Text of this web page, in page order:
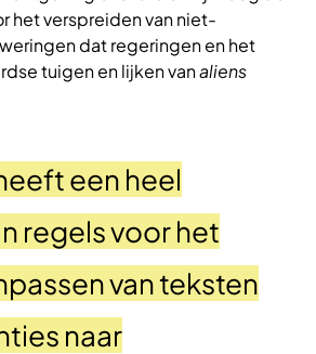
het verspreiden van niet-
dat regeringen en het
tuigen en lijken vanaliens
een heel
regels voor het
van teksten
naar